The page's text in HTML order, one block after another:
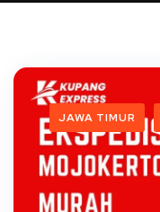
JAWA TIMUR